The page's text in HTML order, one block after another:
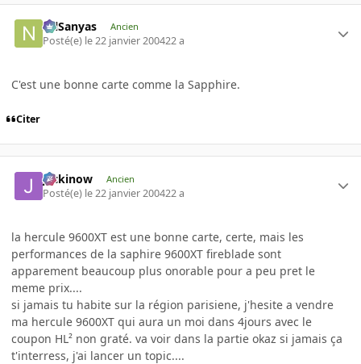
NilSanyas Ancien
Posté(e) le 22 janvier 200422 a
C'est une bonne carte comme la Sapphire.
Citer
jackinow Ancien
Posté(e) le 22 janvier 200422 a
la hercule 9600XT est une bonne carte, certe, mais les
performances de la saphire 9600XT fireblade sont
apparement beaucoup plus onorable pour a peu pret le
meme prix....
si jamais tu habite sur la région parisiene, j'hesite a vendre
ma hercule 9600XT qui aura un moi dans 4jours avec le
coupon HL² non graté. va voir dans la partie okaz si jamais ça
t'interress, j'ai lancer un topic....